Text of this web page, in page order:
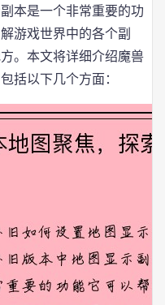
本是一个非常重要的功
游戏世界中的各个副
。本文将详细介绍魔兽
括以下几个方面：